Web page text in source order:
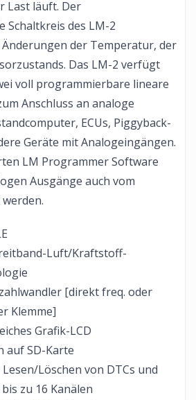
Last läuft. Der
Schaltkreis des LM-2
der Temperatur, der
Das LM-2 verfügt
voll programmierbare lineare
Anschluss an analoge
ECUs, Piggyback-
Geräte mit Analogeingängen.
LM Programmer Software
Ausgänge auch vom
Luft/Kraftstoff-
[direkt freq. oder
Klemme]
Grafik-LCD
auf SD-Karte
Löschen von DTCs und
zu 16 Kanälen